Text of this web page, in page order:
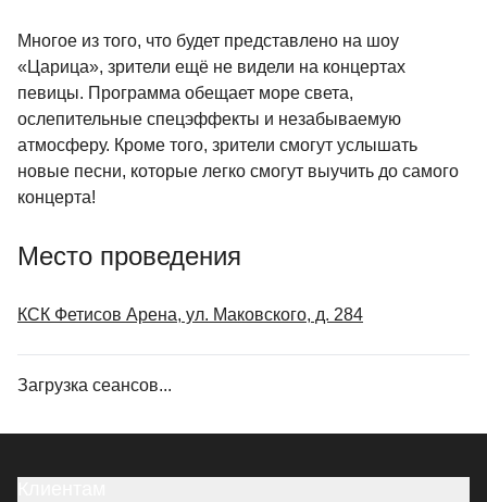
Многое из того, что будет представлено на шоу
«Царица», зрители ещё не видели на концертах
певицы. Программа обещает море света,
ослепительные спецэффекты и незабываемую
атмосферу. Кроме того, зрители смогут услышать
новые песни, которые легко смогут выучить до самого
концерта!
Место проведения
КСК Фетисов Арена, ул. Маковского, д. 284
Загрузка сеансов...